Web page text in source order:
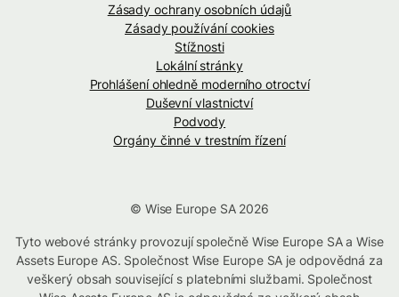
Zásady ochrany osobních údajů
Zásady používání cookies
Stížnosti
Lokální stránky
Prohlášení ohledně moderního otroctví
Duševní vlastnictví
Podvody
Orgány činné v trestním řízení
© Wise Europe SA 2026
Tyto webové stránky provozují společně Wise Europe SA a Wise
Assets Europe AS. Společnost Wise Europe SA je odpovědná za
veškerý obsah související s platebními službami. Společnost